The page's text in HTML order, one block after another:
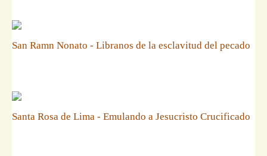
San Ramn Nonato - Libranos de la esclavitud del pecado
Santa Rosa de Lima - Emulando a Jesucristo Crucificado